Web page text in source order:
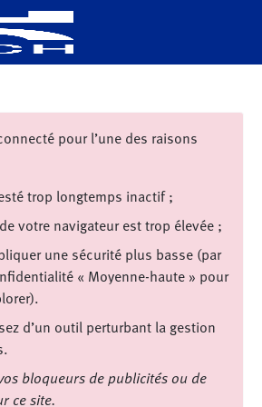
pour l’une des raisons
trop longtemps inactif ;
votre navigateur est trop élevée ;
une sécurité plus basse (par
« Moyenne-haute » pour
d’un outil perturbant la gestion
bloqueurs de publicités ou de
ce site.